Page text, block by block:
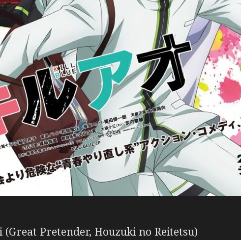
Pretender, Houzuki no Reitetsu)